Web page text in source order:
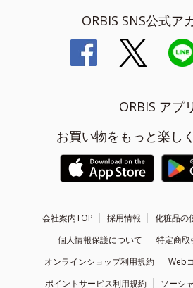
ORBIS SNS公式ア
ORBIS アプ
お買い物をもっと楽し
会社案内TOP 採用情報
化粧品の
個人情報保護について
特定商取
オンラインショップ利用規約
Web
ポイントサービス利用規約
ソーシ